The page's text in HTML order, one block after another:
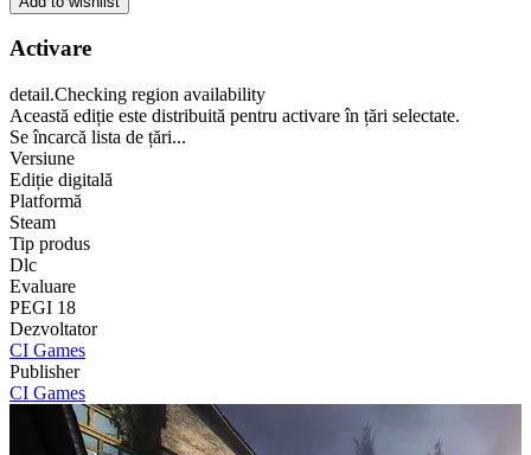
Activare
detail.Checking region availability
Această ediție este distribuită pentru activare în țări selectate.
Se încarcă lista de țări...
Versiune
Ediție digitală
Platformă
Steam
Tip produs
Dlc
Evaluare
PEGI 18
Dezvoltator
CI Games
Publisher
CI Games